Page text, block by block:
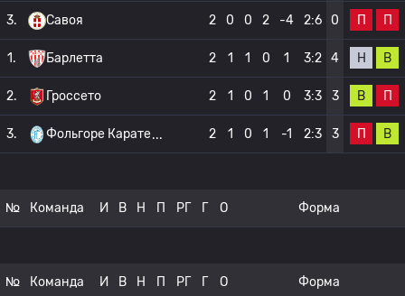
3. Савоя 2 0 0 2 -4 2:6 0 П П
1. Барлетта 2 1 1 0 1 3:2 4 Н В
2. Гроссето 2 1 0 1 0 3:3 3 В П
3. Фольгоре Карате 2 1 0 1 -1 2:3 3 П В
№ Команда И В Н П РГ Г О Форма
№ Команда И В Н П РГ Г О Форма